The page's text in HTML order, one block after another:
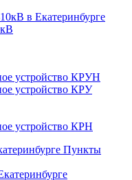
устройство КРУН
устройство КРУ
устройство КРН
Пункты